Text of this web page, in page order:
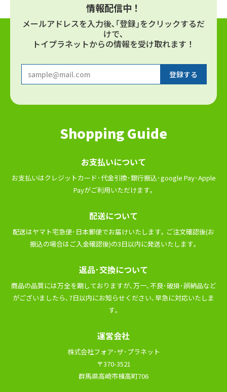
情報配信中！
メールアドレスを⼊⼒後､｢登録｣をクリックするだ
けで､
トイプラネットからの情報を受け取れます！
Shopping Guide
お⽀払いについて
お⽀払いはクレジットカード･代⾦引換･銀⾏振込･google Pay･Apple
Payがご利⽤いただけます｡
配送について
配送はヤマト宅急便･⽇本郵便でお届けいたします｡ ご注⽂確認後(お
振込の場合はご⼊⾦確認後)の3⽇以内に発送いたします｡
返品･交換について
商品の品質には万全を期しておりますが､万⼀､不良･破損･誤納品など
がございましたら､7⽇以内にお知らせください､早急に対応いたしま
す｡
運営会社
株式会社フォア･ザ･プラネット
〒370-3521
群馬県高崎市棟高町706